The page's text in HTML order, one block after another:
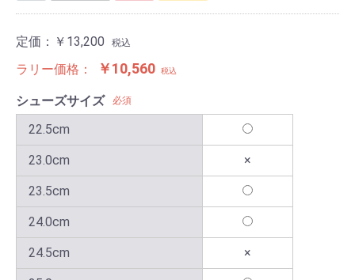
定価： ￥13,200 税込
ラリー価格： ￥10,560 税込
シューズサイズ 必須
22.5cm
23.0cm ×
23.5cm
24.0cm
24.5cm ×